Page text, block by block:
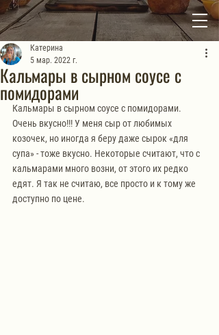
Кальмары в сырном соусе с
помидорами
Катерина
5 мар. 2022 г.
Кальмары в сырном соусе с помидорами.
Очень вкусно!!! У меня сыр от любимых
козочек, но иногда я беру даже сырок «для
супа» - тоже вкусно. Некоторые считают, что с
кальмарами много возни, от этого их редко
едят. Я так не считаю, все просто и к тому же
доступно по цене.